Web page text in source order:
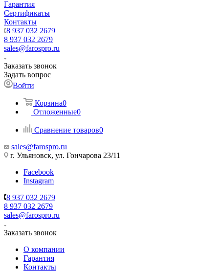
Гарантия
Сертификаты
Контакты
8 937 032 2679
8 937 032 2679
sales@farospro.ru
Заказать звонок
Задать вопрос
Войти
Корзина0
Отложенные0
Сравнение товаров0
sales@farospro.ru
г. Ульяновск, ул. Гончарова 23/11
Facebook
Instagram
8 937 032 2679
8 937 032 2679
sales@farospro.ru
Заказать звонок
О компании
Гарантия
Контакты